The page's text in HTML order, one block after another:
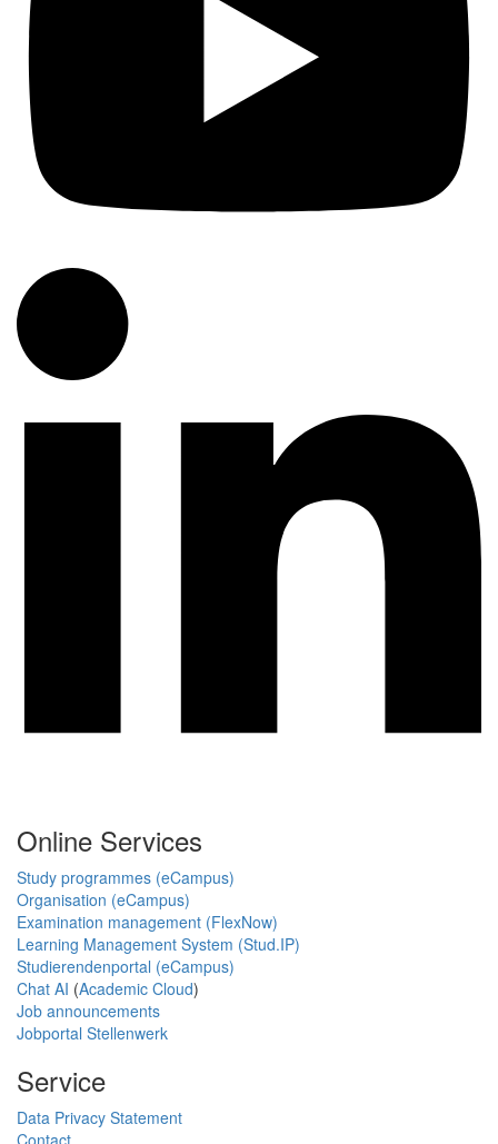
Online Services
Study programmes (eCampus)
Organisation (eCampus)
Examination management (FlexNow)
Learning Management System (Stud.IP)
Studierendenportal (eCampus)
Chat AI (Academic Cloud)
Job announcements
Jobportal Stellenwerk
Service
Data Privacy Statement
Contact